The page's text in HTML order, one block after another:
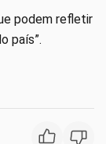
podem refletir
país”.